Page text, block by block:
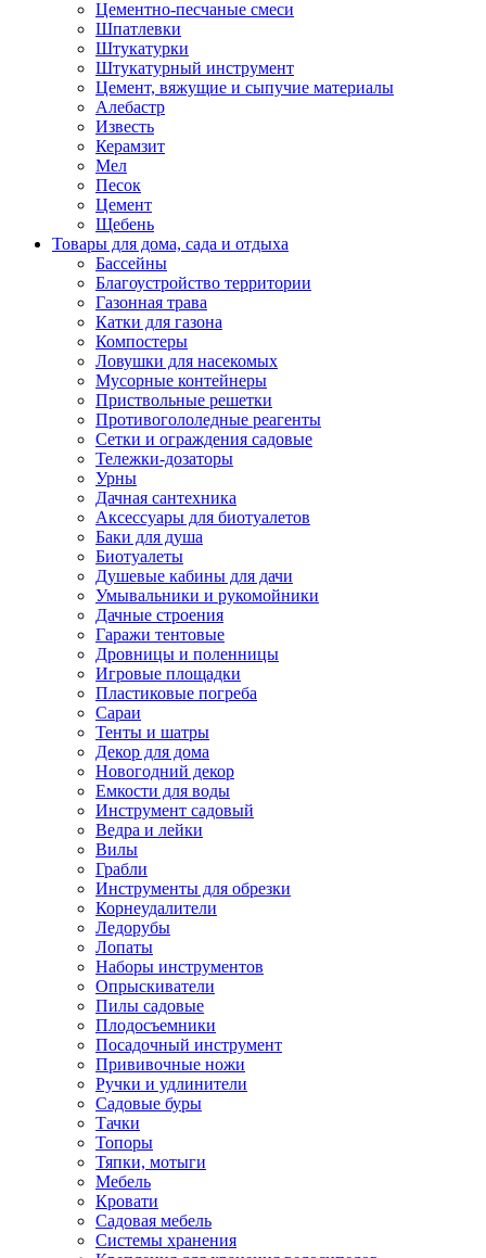
Цементно-песчаные смеси
Шпатлевки
Штукатурки
Штукатурный инструмент
Цемент, вяжущие и сыпучие материалы
Алебастр
Известь
Керамзит
Мел
Песок
Цемент
Щебень
Товары для дома, сада и отдыха
Бассейны
Благоустройство территории
Газонная трава
Катки для газона
Компостеры
Ловушки для насекомых
Мусорные контейнеры
Приствольные решетки
Противогололедные реагенты
Сетки и ограждения садовые
Тележки-дозаторы
Урны
Дачная сантехника
Аксессуары для биотуалетов
Баки для душа
Биотуалеты
Душевые кабины для дачи
Умывальники и рукомойники
Дачные строения
Гаражи тентовые
Дровницы и поленницы
Игровые площадки
Пластиковые погреба
Сараи
Тенты и шатры
Декор для дома
Новогодний декор
Емкости для воды
Инструмент садовый
Ведра и лейки
Вилы
Грабли
Инструменты для обрезки
Корнеудалители
Ледорубы
Лопаты
Наборы инструментов
Опрыскиватели
Пилы садовые
Плодосъемники
Посадочный инструмент
Прививочные ножи
Ручки и удлинители
Садовые буры
Тачки
Топоры
Тяпки, мотыги
Мебель
Кровати
Садовая мебель
Системы хранения